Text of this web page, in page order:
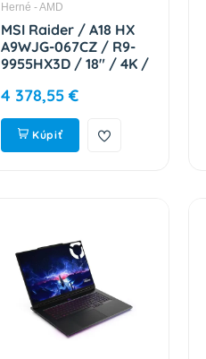
Herné - AMD
MSI Raider / A18 HX
A9WJG-067CZ / R9-
9955HX3D / 18" / 4K /
RTX 5090 / W11H /
Black / 2R 9S7-
182L72-067
4 378,55 €
Kúpiť